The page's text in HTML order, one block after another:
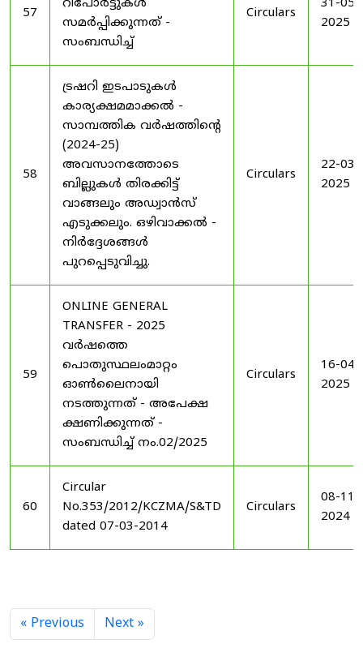
57
റിപോർട്ടുകൾ
സമർപ്പിക്കുന്നത് -
സംബന്ധിച്ച്
Circulars
31-05-
2025
58
ട്രഷറി ഇടപാടുകൾ
കാര്യക്ഷമമാക്കൽ -
സാമ്പത്തിക വർഷത്തിന്റെ
(2024-25)
അവസാനത്തോടെ
ബില്ലുകൾ തിരക്കിട്ട്
വാങ്ങലും അഡ്വാൻസ്
എടുക്കലും. ഒഴിവാക്കൽ -
നിർദ്ദേശങ്ങൾ
പുറപ്പെടുവിച്ചു.
Circulars
22-03-
2025
59
ONLINE GENERAL
TRANSFER - 2025
വർഷത്തെ
പൊതുസ്ഥലംമാറ്റം
ഓൺലൈനായി
നടത്തുന്നത് - അപേക്ഷ
ക്ഷണിക്കുന്നത് -
സംബന്ധിച്ച് നം.02/2025
Circulars
16-04-
2025
60
Circular
No.353/2012/KCZMA/S&TD
dated 07-03-2014
Circulars
08-11-
2024
« Previous Next »